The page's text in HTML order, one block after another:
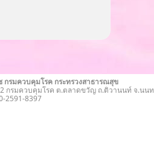
กรมควบคุมโรค กระทรวงสาธารณสุข
กรมควบคุมโรค ต.ตลาดขวัญ ถ.ติวานนท์ จ.นน
2591-8397